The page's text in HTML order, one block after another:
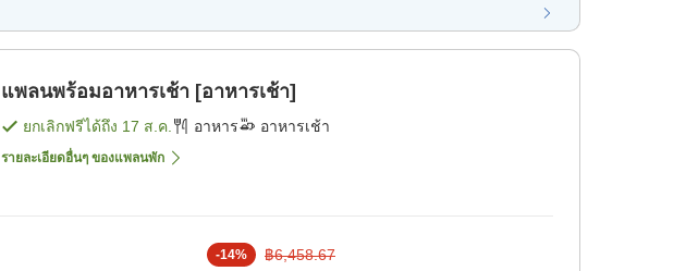
แพลนพร้อมอาหารเช้า [อาหารเช้า]
ยกเลิกฟรีได้ถึง 17 ส.ค. อาหาร อาหารเช้า
รายละเอียดอื่นๆ ของแพลนพัก
-14% ฿6,458.67